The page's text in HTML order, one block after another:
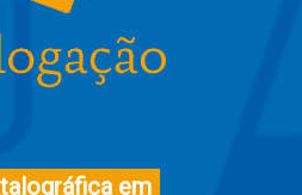
em